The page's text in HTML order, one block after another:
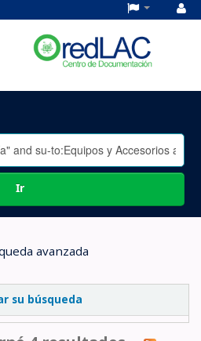
Ir
avanzada
su búsqueda